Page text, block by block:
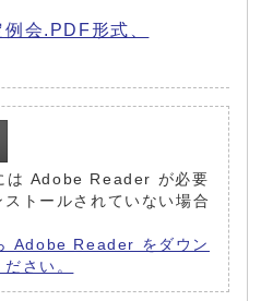
会.PDF形式、
は Adobe Reader が必要
トールされていない場合
Adobe Reader をダウン
さい。